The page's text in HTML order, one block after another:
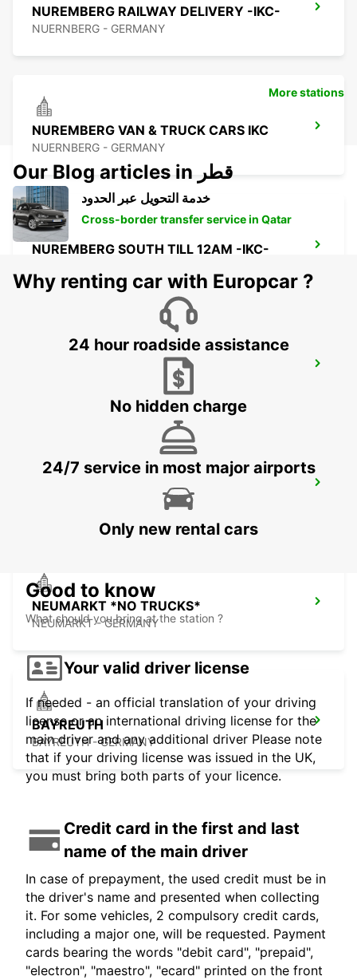
NUREMBERG RAILWAY DELIVERY -IKC-
NUERNBERG - GERMANY
NUREMBERG VAN & TRUCK CARS IKC
NUERNBERG - GERMANY
NUREMBERG SOUTH TILL 12AM -IKC-
LAUF AN DER PEGNITZ NO TRUCKS
LAUF A D PEGNITZ - GERMANY
NEUMARKT *NO TRUCKS*
NEUMARKT - GERMANY
BAYREUTH
BAYREUTH - GERMANY
More stations
Our Blog articles in قطر
خدمة التحويل عبر الحدود
Cross-border transfer service in Qatar
Why renting car with Europcar ?
24 hour roadside assistance
No hidden charge
24/7 service in most major airports
Only new rental cars
Good to know
What should you bring at the station ?
Your valid driver license
If needed - an official translation of your driving
license or an international driving license for the
main driver and any additional driver Please note
that if your driving license was issued in the UK,
you must bring both parts of your licence.
Credit card in the first and last
name of the main driver
In case of prepayment, the used credit must be in
the driver's name and presented when collecting
it. For some vehicles, 2 compulsory credit cards,
including a major one, will be requested. Payment
cards bearing the words "debit card", "prepaid",
"electron", "maestro", "ecard" printed on the front